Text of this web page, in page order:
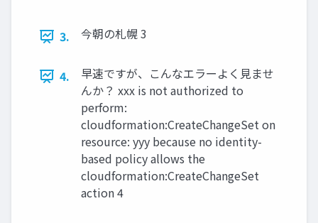
3. 今朝の札幌 3
4.
早速ですが、こんなエラーよく見ませ
んか？ xxx is not authorized to
perform:
cloudformation:CreateChangeSet on
resource: yyy because no identity-
based policy allows the
cloudformation:CreateChangeSet
action 4